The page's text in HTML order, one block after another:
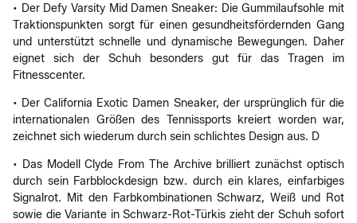
• Der Defy Varsity Mid Damen Sneaker: Die Gummilaufsohle mit
Traktionspunkten sorgt für einen gesundheitsfördernden Gang
und unterstützt schnelle und dynamische Bewegungen. Daher
eignet sich der Schuh besonders gut für das Tragen im
Fitnesscenter.
• Der California Exotic Damen Sneaker, der ursprünglich für die
internationalen Größen des Tennissports kreiert worden war,
zeichnet sich wiederum durch sein schlichtes Design aus. D
• Das Modell Clyde From The Archive brilliert zunächst optisch
durch sein Farbblockdesign bzw. durch ein klares, einfarbiges
Signalrot. Mit den Farbkombinationen Schwarz, Weiß und Rot
sowie die Variante in Schwarz-Rot-Türkis zieht der Schuh sofort